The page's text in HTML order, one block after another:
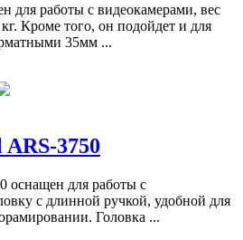
для работы с видеокамерами, вес
Кроме того, он подойдет и для
35мм ...
3750
оснащен для работы с
с длинной ручкой, удобной для
Головка ...